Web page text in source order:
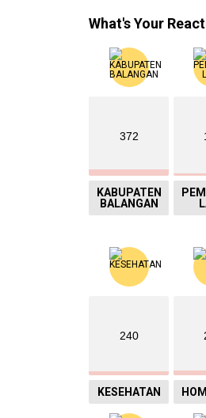
What's Your
372
KABUPATEN
BALANGAN
240
KESEHATAN